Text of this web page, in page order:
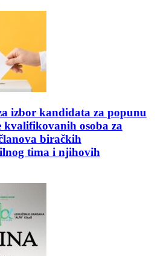
izbor kandidata za popunu
kvalifikovanih osoba za
biračkih
tima i njihovih